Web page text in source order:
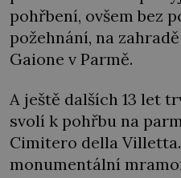
pohřbení, ovšem bez
požehnání, na
Gaione v Parmě.
A ještě dalších 13 let
svolí k pohřbu na
Cimitero della
monumentální